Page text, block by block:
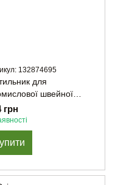
132874695
для
швейної
світлодіодний
(10LED)
грн